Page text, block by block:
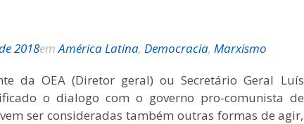
2018emAmérica Latina, Democracia, Marxismo
da OEA (Diretor geral) ou Secretário Geral Luís
o dialogo com o governo pro-comunista de
ser consideradas também outras formas de agir,